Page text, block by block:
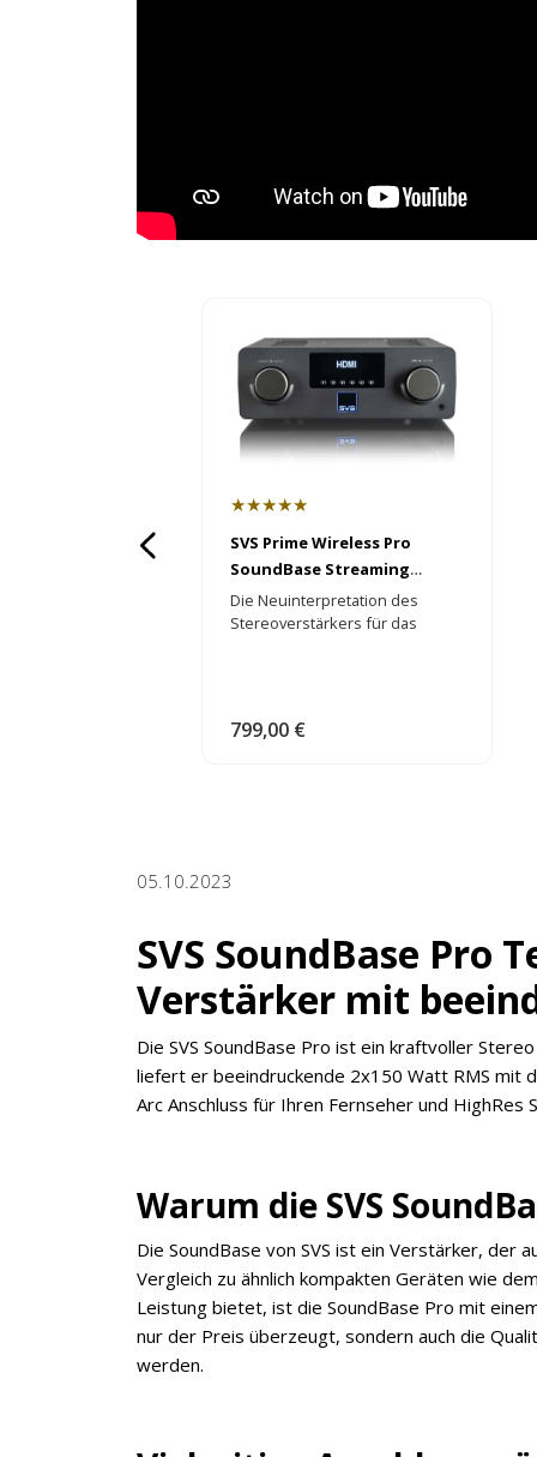
★★★★★
SVS Prime Wireless Pro
SoundBase Streaming
Stereo Verstärker
Die Neuinterpretation des
Stereoverstärkers für das
799,00 €
05.10.2023
SVS SoundBase Pro
Verstärker mit
Die SVS SoundBase Pro ist ein kraftvoller
liefert er beeindruckende 2x150 Watt RMS mit
Arc Anschluss für Ihren Fernseher und HighRes
Warum die SVS
Die SoundBase von SVS ist ein Verstärker, der
Vergleich zu ähnlich kompakten Geräten wie
Leistung bietet, ist die SoundBase Pro mit
nur der Preis überzeugt, sondern auch die
werden.